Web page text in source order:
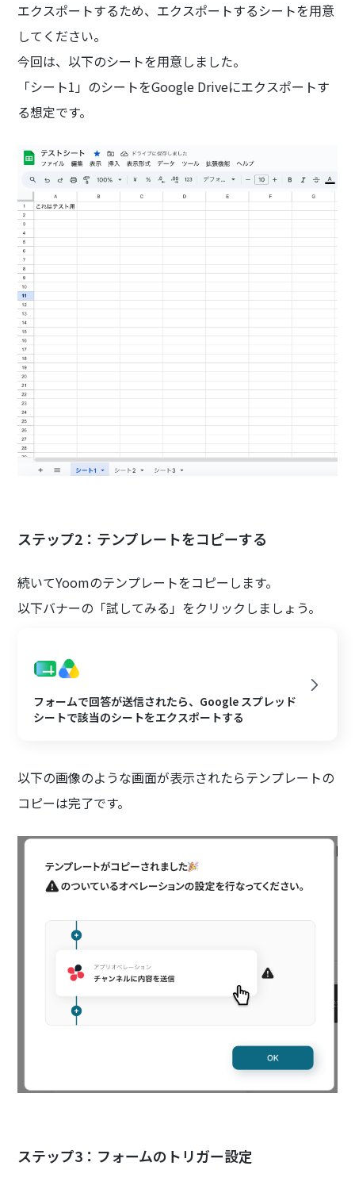
エクスポートするため、エクスポートするシートを用意
してください。
今回は、以下のシートを用意しました。
「シート1」のシートをGoogle Driveにエクスポートす
る想定です。
ステップ2：テンプレートをコピーする
続いてYoomのテンプレートをコピーします。
以下バナーの「試してみる」をクリックしましょう。
フォームで回答が送信されたら、Google スプレッド
シートで該当のシートをエクスポートする
以下の画像のような画面が表示されたらテンプレートの
コピーは完了です。
ステップ3：フォームのトリガー設定